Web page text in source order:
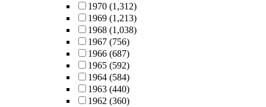
1970 (1,312)
1969 (1,213)
1968 (1,038)
1967 (756)
1966 (687)
1965 (592)
1964 (584)
1963 (440)
1962 (360)